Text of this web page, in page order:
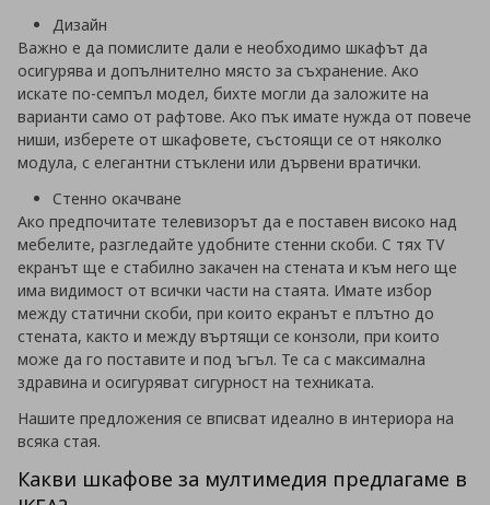
Дизайн
Важно е да помислите дали е необходимо шкафът да
осигурява и допълнително място за съхранение. Ако
искате по-семпъл модел, бихте могли да заложите на
варианти само от рафтове. Ако пък имате нужда от повече
ниши, изберете от шкафовете, състоящи се от няколко
модула, с елегантни стъклени или дървени вратички.
Стенно окачване
Ако предпочитате телевизорът да е поставен високо над
мебелите, разгледайте удобните стенни скоби. С тях TV
екранът ще е стабилно закачен на стената и към него ще
има видимост от всички части на стаята. Имате избор
между статични скоби, при които екранът е плътно до
стената, както и между въртящи се конзоли, при които
може да го поставите и под ъгъл. Те са с максимална
здравина и осигуряват сигурност на техниката.
Нашите предложения се вписват идеално в интериора на
всяка стая.
Какви шкафове за мултимедия предлагаме в